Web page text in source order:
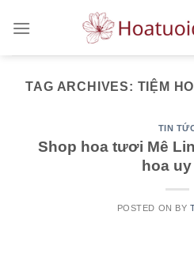
TAG ARCHIVES: TIỆM
TIN
Shop hoa tươi Mê
hoa
POSTED ON BY